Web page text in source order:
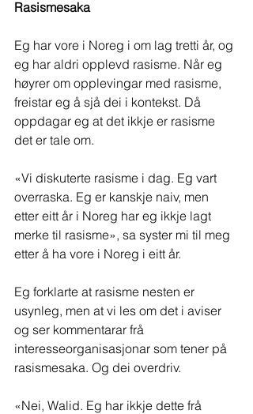
Rasismesaka
Eg har vore i Noreg i om lag tretti år, og
eg har aldri opplevd rasisme. Når eg
høyrer om opplevingar med rasisme,
freistar eg å sjå dei i kontekst. Då
oppdagar eg at det ikkje er rasisme
det er tale om.
«Vi diskuterte rasisme i dag. Eg vart
overraska. Eg er kanskje naiv, men
etter eitt år i Noreg har eg ikkje lagt
merke til rasisme», sa syster mi til meg
etter å ha vore i Noreg i eitt år.
Eg forklarte at rasisme nesten er
usynleg, men at vi les om det i aviser
og ser kommentarar frå
interesseorganisasjonar som tener på
rasismesaka. Og dei overdriv.
«Nei, Walid. Eg har ikkje dette frå